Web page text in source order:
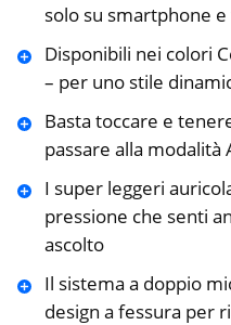
solo su smartphone
Disponibili nei colori
– per uno stile
Basta toccare e
passare alla modalità
I super leggeri
pressione che senti
ascolto
Il sistema a doppio
design a fessura per